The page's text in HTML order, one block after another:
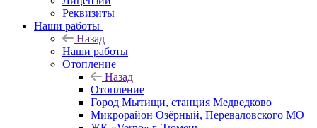
Реквизиты
Наши работы
Назад
Наши работы
Отопление
Назад
Отопление
Город Мытищи, станция Медведково
Микрорайон Озёрный, Переваловского МО